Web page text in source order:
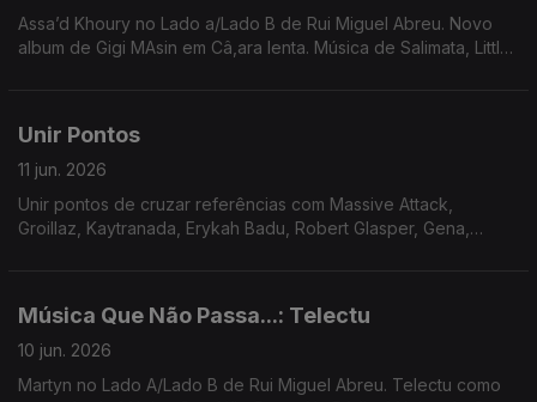
Assa’d Khoury no Lado a/Lado B de Rui Miguel Abreu. Novo
album de Gigi MAsin em Câ,ara lenta. Música de Salimata, Little
Unir Pontos
11 jun. 2026
Unir pontos de cruzar referências com Massive Attack,
Groillaz, Kaytranada, Erykah Badu, Robert Glasper, Gena,
Música Que Não Passa...: Telectu
10 jun. 2026
Martyn no Lado A/Lado B de Rui Miguel Abreu. Telectu como